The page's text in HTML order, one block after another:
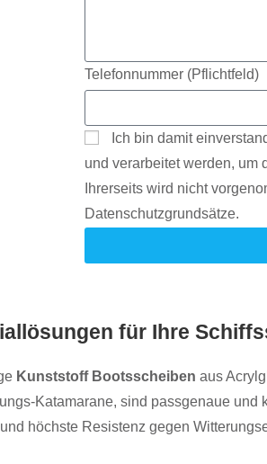
Telefonnummer (Pflichtfeld)
Ich bin damit
und verarbeitet werden, um
Ihrerseits wird nicht
Datenschutzgrundsätze.
für Ihre
Kunststoff Bootsscheiben aus
Katamarane, sind passgenaue und
höchste Resistenz gegen